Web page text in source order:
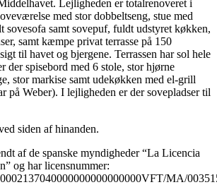
Lejligheden er totalrenoveret i
med stor dobbeltseng, stue med
sovesofa samt sovepuf, fuldt udstyret køkken,
samt kæmpe privat terrasse på 150
til havet og bjergene. Terrassen har sol hele
der spisebord med 6 stole, stor hjørne
stor markise samt udekøkken med el-grill
på Weber). I lejligheden er der sovepladser til
siden af hinanden.
af de spanske myndigheder “La Licencia
og har licensnummer:
MA/